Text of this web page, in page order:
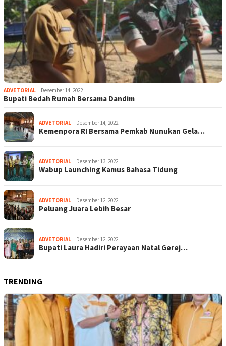
ADVETORIAL Desember 14, 2022
Bupati Bedah Rumah Bersama Dandim
ADVETORIAL Desember 14, 2022
Kemenpora RI Bersama Pemkab Nunukan Gela…
ADVETORIAL Desember 13, 2022
Wabup Launching Kamus Bahasa Tidung
ADVETORIAL Desember 12, 2022
Peluang Juara Lebih Besar
ADVETORIAL Desember 12, 2022
Bupati Laura Hadiri Perayaan Natal Gerej…
TRENDING